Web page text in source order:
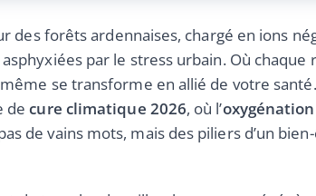
des forêts ardennaises, chargé en ions
par le stress urbain. Où
se transforme en allié de votre
decure climatique 2026, où l’
de vains mots, mais des piliers d’un